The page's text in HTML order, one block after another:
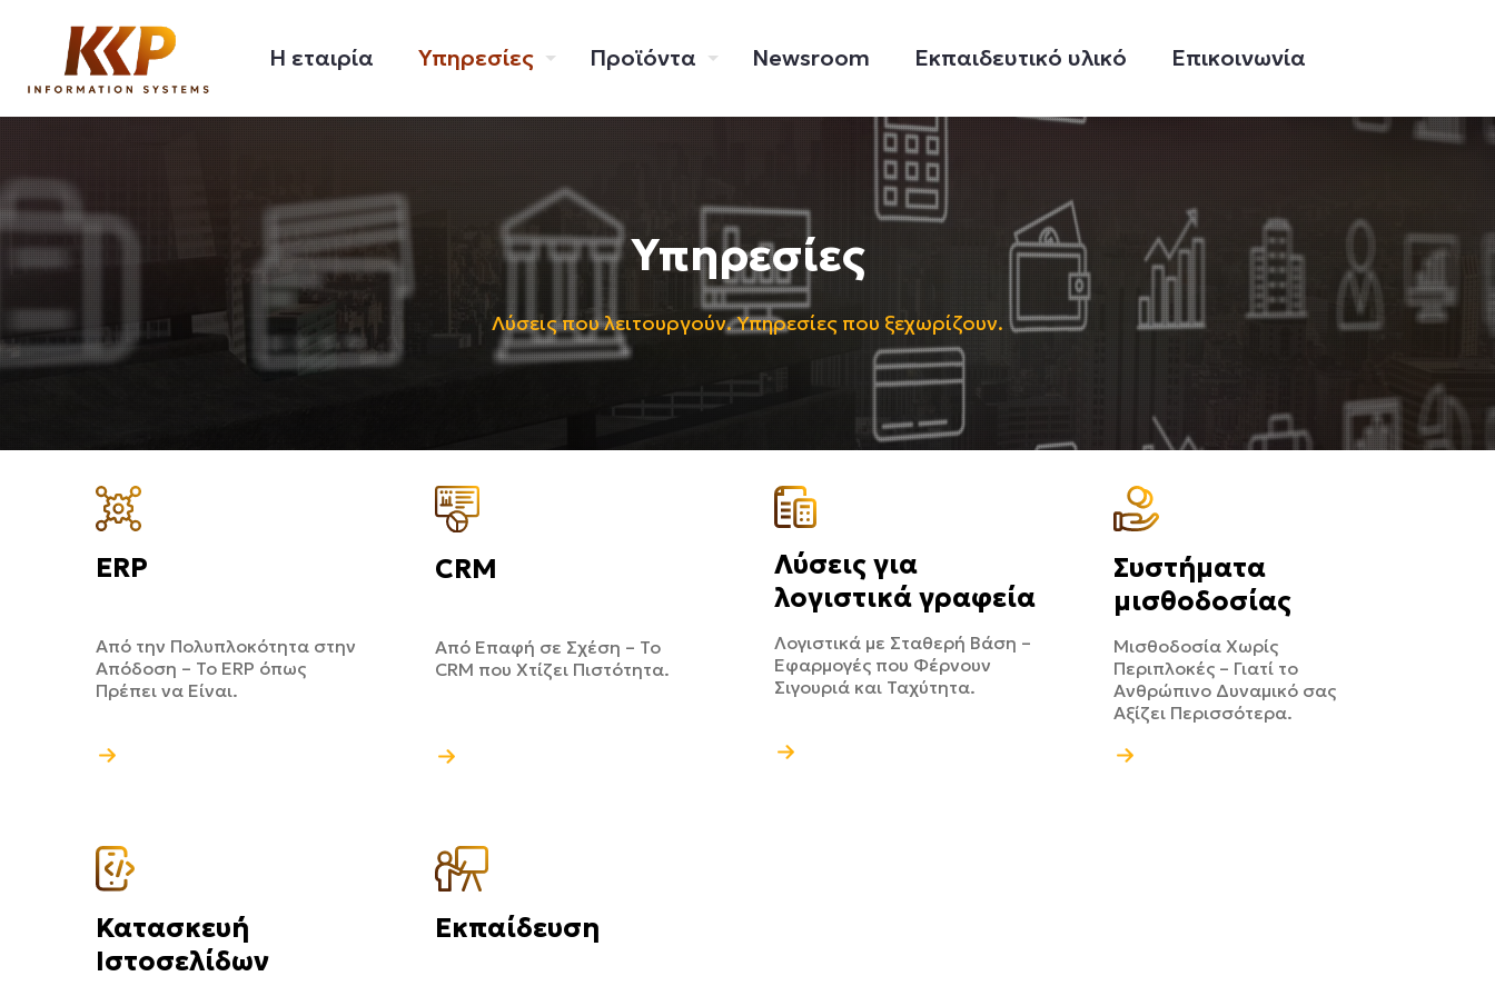
Η εταιρία Υπηρεσίες Προϊόντα Newsroom Εκπαιδευτικό υλικό Επικοινωνία
Υπηρεσίες
Λύσεις που λειτουργούν. Υπηρεσίες που ξεχωρίζουν.
ERP
Από την Πολυπλοκότητα στην
Απόδοση – Το ERP όπως
Πρέπει να Είναι.
CRM
Από Επαφή σε Σχέση – Το
CRM που Χτίζει Πιστότητα.
Λύσεις για
λογιστικά γραφεία
Λογιστικά με Σταθερή Βάση –
Εφαρμογές που Φέρνουν
Σιγουριά και Ταχύτητα.
Συστήματα
μισθοδοσίας
Μισθοδοσία Χωρίς
Περιπλοκές – Γιατί το
Ανθρώπινο Δυναμικό σας
Αξίζει Περισσότερα.
Κατασκευή
Ιστοσελίδων
Εκπαίδευση